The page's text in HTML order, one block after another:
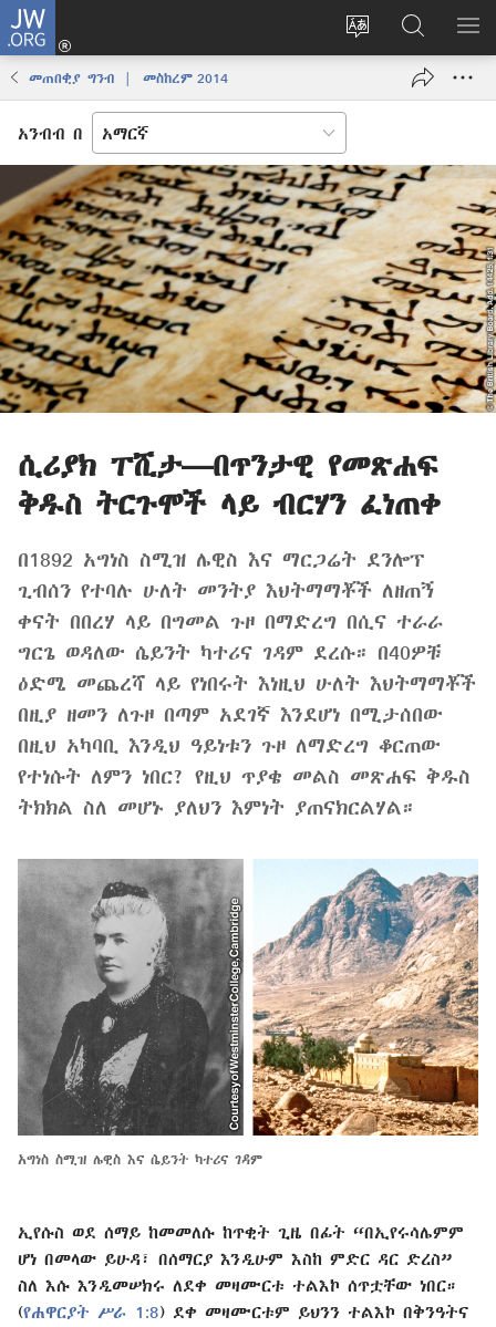
JW.ORG
የድረ
ግባ
(አዲስ
JW.ORG
ላይ
መፈለጊያ
መጠበቂያ ግንብ | መስከረም 2014
አንብብ በ
ሲሪያክ ፐሺታ—በጥንታዊ የመጽሐፍ
ቅዱስ ትርጉሞች ላይ ብርሃን ፈነጠቀ
በ1892 አግነስ ስሚዝ ሌዊስ እና ማርጋሬት ደንሎፕ
ጊብሰን የተባሉ ሁለት መንትያ እህትማማቾች ለዘጠኝ
ቀናት በበረሃ ላይ በግመል ጉዞ በማድረግ በሲና ተራራ
ግርጌ ወዳለው ሴይንት ካተሪና ገዳም ደረሱ። በ40ዎቹ
ዕድሜ መጨረሻ ላይ የነበሩት እነዚህ ሁለት እህትማማቾች
በዚያ ዘመን ለጉዞ በጣም አደገኛ እንደሆነ በሚታሰበው
በዚህ አካባቢ እንዲህ ዓይነቱን ጉዞ ለማድረግ ቆርጠው
የተነሱት ለምን ነበር? የዚህ ጥያቄ መልስ መጽሐፍ ቅዱስ
ትክክል ስለ መሆኑ ያለህን እምነት ያጠናክርልሃል።
አግነስ ስሚዝ ሌዊስ እና ሴይንት ካተሪና ገዳም
ኢየሱስ ወደ ሰማይ ከመመለሱ ከጥቂት ጊዜ በፊት “በኢየሩሳሌምም
ሆነ በመላው ይሁዳ፣ በሰማርያ እንዲሁም እስከ ምድር ዳር ድረስ”
ስለ እሱ እንዲመሠክሩ ለደቀ መዛሙርቱ ተልእኮ ሰጥቷቸው ነበር።
(የሐዋርያት ሥራ 1:8) ደቀ መዛሙርቱም ይህንን ተልእኮ በቅንዓትና